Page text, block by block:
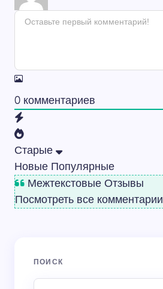
0комментариев
Старые
НовыеПопулярные
Межтекстовые Отзывы
Посмотреть все комментарии
ПОИСК